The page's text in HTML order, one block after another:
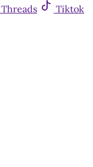
Threads
Tiktok